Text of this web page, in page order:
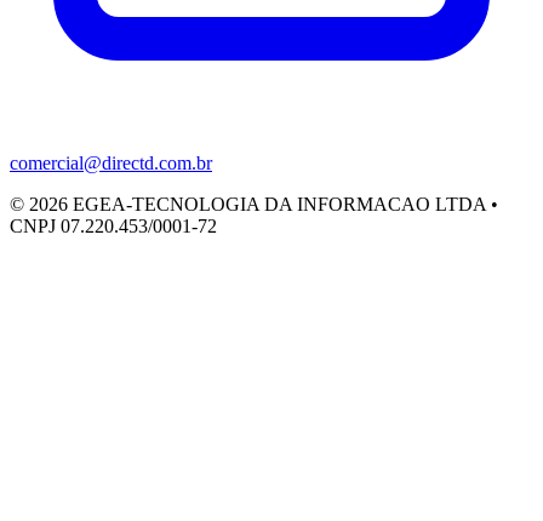
comercial@directd.com.br
© 2026 EGEA-TECNOLOGIA DA INFORMACAO LTDA •
CNPJ 07.220.453/0001-72